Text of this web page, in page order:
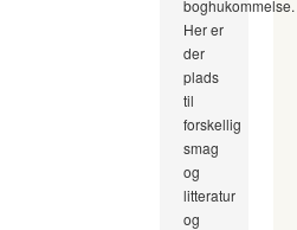
boghukommelse.
Her er
der
plads
til
forskellig
smag
og
litteratur
og